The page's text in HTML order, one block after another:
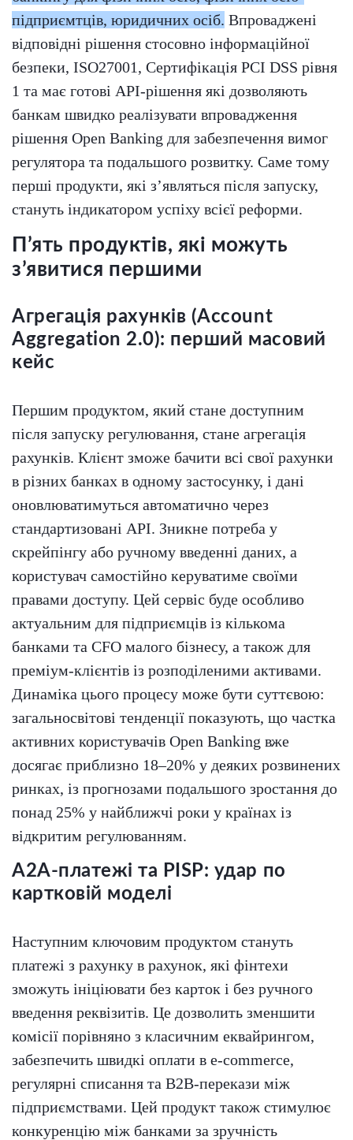
підприємтців, юридичних осіб. Впроваджені
відповідні рішення стосовно інформаційної
безпеки, ISO27001, Сертифікація PCI DSS рівня
1 та має готові API-рішення які дозволяють
банкам швидко реалізувати впровадження
рішення Open Banking для забезпечення вимог
регулятора та подальшого розвитку. Саме тому
перші продукти, які з’являться після запуску,
стануть індикатором успіху всієї реформи.
П’ять продуктів, які можуть
з’явитися першими
Агрегація рахунків (Account
Aggregation 2.0): перший масовий
кейс
Першим продуктом, який стане доступним
після запуску регулювання, стане агрегація
рахунків. Клієнт зможе бачити всі свої рахунки
в різних банках в одному застосунку, і дані
оновлюватимуться автоматично через
стандартизовані API. Зникне потреба у
скрейпінгу або ручному введенні даних, а
користувач самостійно керуватиме своїми
правами доступу. Цей сервіс буде особливо
актуальним для підприємців із кількома
банками та CFO малого бізнесу, а також для
преміум-клієнтів із розподіленими активами.
Динаміка цього процесу може бути суттєвою:
загальносвітові тенденції показують, що частка
активних користувачів Open Banking вже
досягає приблизно 18–20% у деяких розвинених
ринках, із прогнозами подальшого зростання до
понад 25% у найближчі роки у країнах із
відкритим регулюванням.
A2A-платежі та PISP: удар по
картковій моделі
Наступним ключовим продуктом стануть
платежі з рахунку в рахунок, які фінтехи
зможуть ініціювати без карток і без ручного
введення реквізитів. Це дозволить зменшити
комісії порівняно з класичним еквайрингом,
забезпечить швидкі оплати в e-commerce,
регулярні списання та B2B-перекази між
підприємствами. Цей продукт також стимулює
конкуренцію між банками за зручність